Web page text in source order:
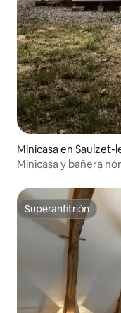
Minicasa en Saulzet-
Minicasa y bañera
Superanfitrión
Superanfitrión